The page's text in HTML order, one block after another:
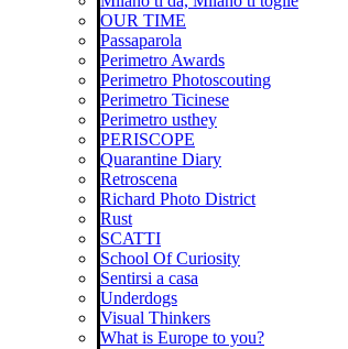
OUR TIME
Passaparola
Perimetro Awards
Perimetro Photoscouting
Perimetro Ticinese
Perimetro usthey
PERISCOPE
Quarantine Diary
Retroscena
Richard Photo District
Rust
SCATTI
School Of Curiosity
Sentirsi a casa
Underdogs
Visual Thinkers
What is Europe to you?